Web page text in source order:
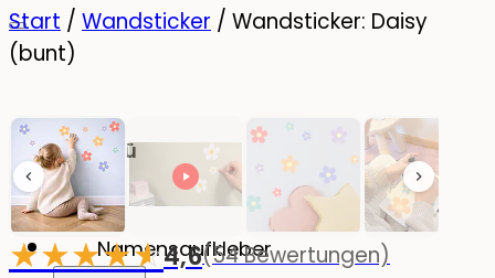
Menü
Namensaufkleber
0
Start / Wandsticker / Wandsticker: Daisy
(bunt)
-20%
★★★★☆
★4,6(54 Bewertungen)